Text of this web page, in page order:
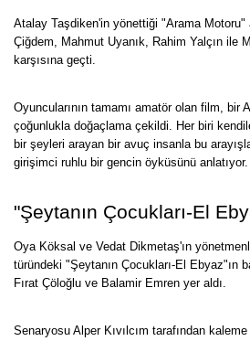
Atalay Taşdiken'in yönettiği "Arama Motoru"
Çiğdem, Mahmut Uyanık, Rahim Yalçın ile
karşısına geçti.
Oyuncularının tamamı amatör olan film, bir
çoğunlukla doğaçlama çekildi. Her biri
bir şeyleri arayan bir avuç insanla bu
girişimci ruhlu bir gencin öyküsünü anlatıyor.
"Şeytanın Çocukları-El
Oya Köksal ve Vedat Dikmetaş'ın
türündeki "Şeytanın Çocukları-El Ebyaz"ın
Fırat Çöloğlu ve Balamir Emren yer aldı.
Senaryosu Alper Kıvılcım tarafından